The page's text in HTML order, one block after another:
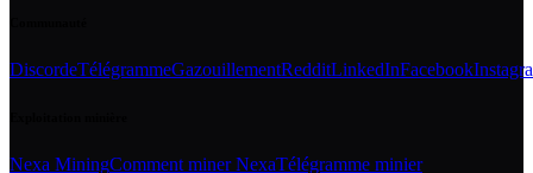
DiscordeTélégrammeGazouillementRedditLinkedInFacebook
Nexa MiningComment miner NexaTélégramme minier